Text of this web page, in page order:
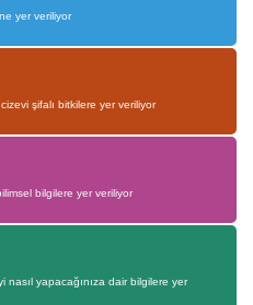
yer veriliyor
şifalı bitkilere yer veriliyor
bilgilere yer veriliyor
yapacağınıza dair bilgilere yer